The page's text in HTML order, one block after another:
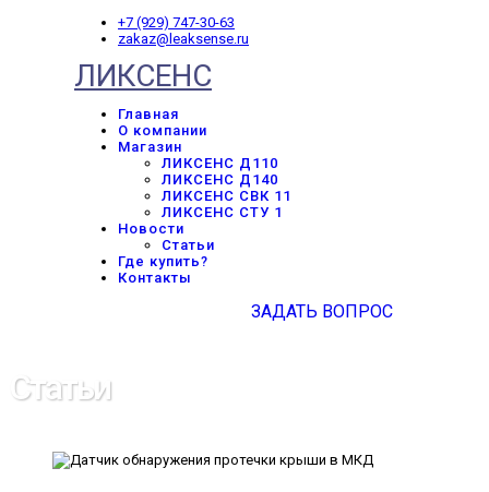
+7 (929) 747-30-63
zakaz@leaksense.ru
ЛИКСЕНС
Главная
О компании
Магазин
ЛИКСЕНС Д110
ЛИКСЕНС Д140
ЛИКСЕНС СВК 11
ЛИКСЕНС СТУ 1
Новости
Статьи
Где купить?
Контакты
ЗАДАТЬ ВОПРОС
Статьи